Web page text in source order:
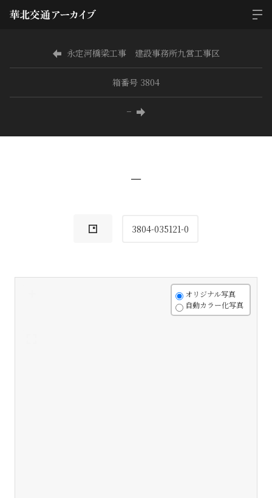
永定河橋梁工事 建設事務所九営工事区
箱番号 3804
−
−
3804-035121-0
オリジナル写真
自動カラー化写真